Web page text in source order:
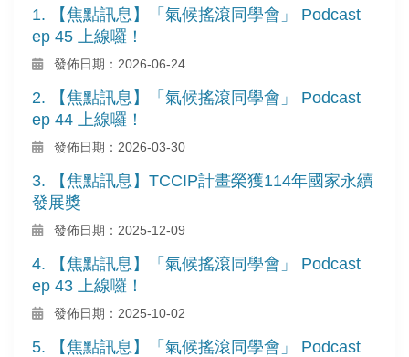
1. 【焦點訊息】「氣候搖滾同學會」 Podcast
ep 45 上線囉！
發佈日期：2026-06-24
2. 【焦點訊息】「氣候搖滾同學會」 Podcast
ep 44 上線囉！
發佈日期：2026-03-30
3. 【焦點訊息】TCCIP計畫榮獲114年國家永續
發展獎
發佈日期：2025-12-09
4. 【焦點訊息】「氣候搖滾同學會」 Podcast
ep 43 上線囉！
發佈日期：2025-10-02
5. 【焦點訊息】「氣候搖滾同學會」 Podcast